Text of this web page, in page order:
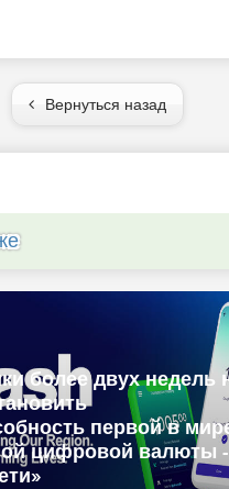
Вернуться назад
более двух недель
первой в
цифровой валюты -